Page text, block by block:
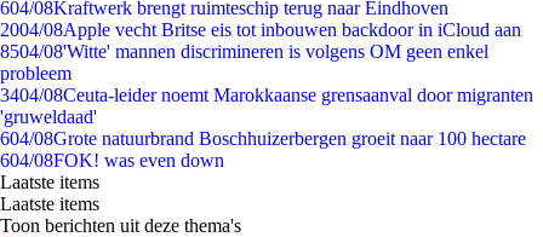
604/08Kraftwerk brengt ruimteschip terug naar Eindhoven
2004/08Apple vecht Britse eis tot inbouwen backdoor in iCloud aan
8504/08'Witte' mannen discrimineren is volgens OM geen enkel
probleem
3404/08Ceuta-leider noemt Marokkaanse grensaanval door migranten
'gruweldaad'
604/08Grote natuurbrand Boschhuizerbergen groeit naar 100 hectare
604/08FOK! was even down
Laatste items
Laatste items
Toon berichten uit deze thema's